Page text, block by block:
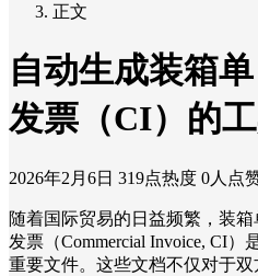
正文
自动生成装箱
发票（CI）的
2026年2月6日 319点热度 0人点
随着国际贸易的日益频繁，装箱
发票（Commercial Invoice, CI
重要文件。这些文档不仅对于双